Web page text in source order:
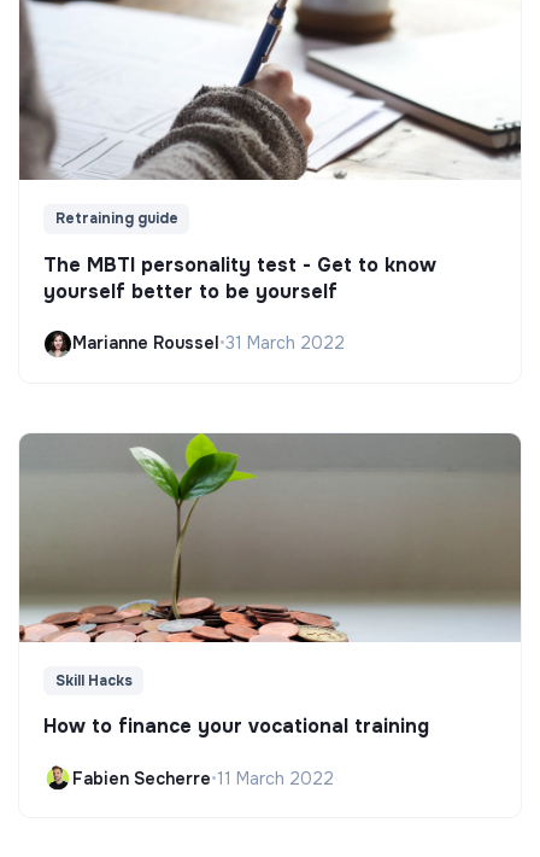
Retraining guide
The MBTI personality test - Get to know
yourself better to be yourself
Marianne Roussel•31 March 2022
Skill Hacks
How to finance your vocational training
Fabien Secherre•11 March 2022